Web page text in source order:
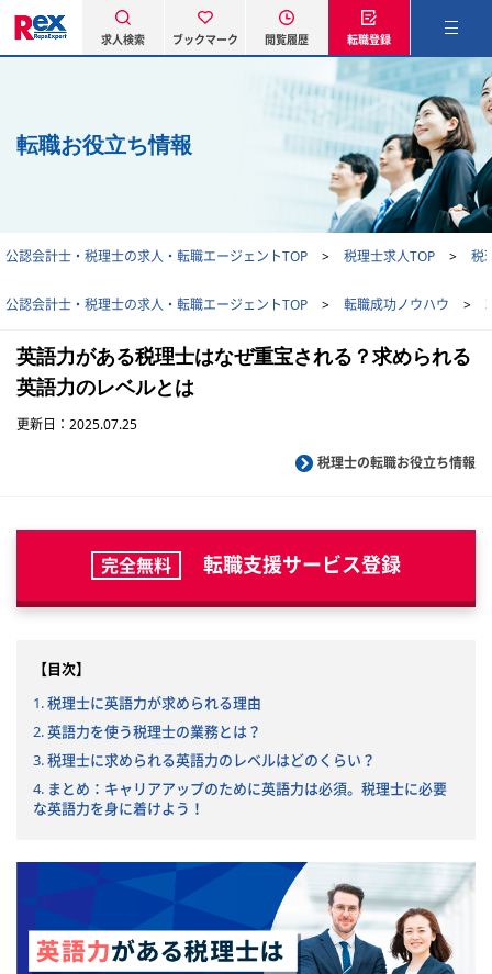
求人検索 ブックマーク 閲覧履歴 転職登録
転職お役立ち情報
公認会計士・税理士の求人・転職エージェントTOP 税理士求人TOP 税
公認会計士・税理士の求人・転職エージェントTOP 転職成功ノウハウ
英語力がある税理士はなぜ重宝される？求められる
英語力のレベルとは
更新日：2025.07.25
税理士の転職お役立ち情報
完全無料 転職支援サービス登録
【目次】
1. 税理士に英語力が求められる理由
2. 英語力を使う税理士の業務とは？
3. 税理士に求められる英語力のレベルはどのくらい？
4. まとめ：キャリアアップのために英語力は必須。税理士に必要
な英語力を身に着けよう！